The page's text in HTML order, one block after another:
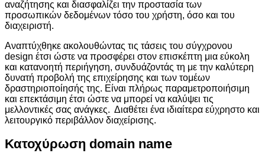
αναζήτησης και διασφαλίζει την προστασία των
προσωπικών δεδομένων τόσο του χρήστη, όσο και του
διαχειριστή.
Αναπτύχθηκε ακολουθώντας τις τάσεις του σύγχρονου
design έτσι ώστε να προσφέρει στον επισκέπτη μια εύκολη
και κατανοητή περιήγηση, συνδυάζοντάς τη με την καλύτερη
δυνατή προβολή της επιχείρησης και των τομέων
δραστηριοποίησής της. Είναι πλήρως παραμετροποιήσιμη
και επεκτάσιμη έτσι ώστε να μπορεί να καλύψει τις
μελλοντικές σας ανάγκες. Διαθέτει ένα ιδιαίτερα εύχρηστο και
λειτουργικό περιβάλλον διαχείρισης.
Κατοχύρωση domain name